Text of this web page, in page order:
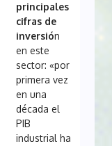
principales
cifras de
inversión
en este
sector: «por
primera vez
en una
década el
PIB
industrial ha